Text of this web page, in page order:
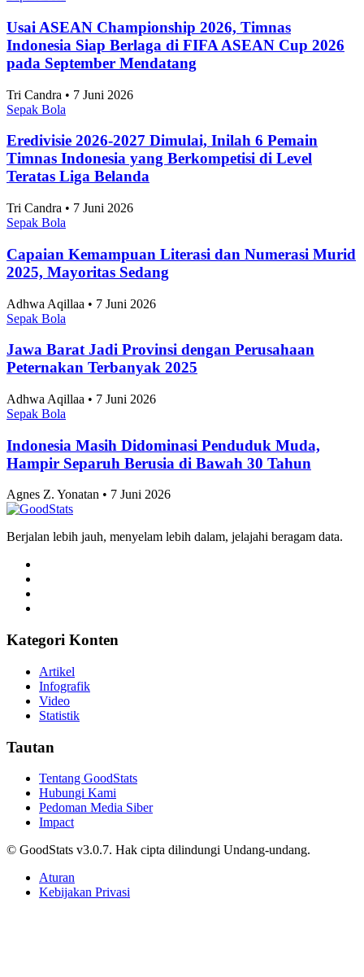
10 Kota Terbaik untuk Mahasiswa Versi QS
Ranking 2027
Adhwa Aqillaa • 7 Juni 2026
Sepak Bola
Skor 3-1 Hasil Pertandingan Persija vs Arema FC di
Piala Presiden 2026, Victory Bikin Macan
Kemayoran Raih Podium Ketiga
Tri Candra • 7 Juni 2026
Sepak Bola
Klasemen Akhir Grup A ASEAN Championship
2026, Vietnam dan Singapura Finis di Atas
Indonesia
Tri Candra • 7 Juni 2026
Sepak Bola
Skor 2-1 Hasil Pertandingan Persib vs Persija di
Piala Presiden 2026, Maung Perpanjang Dominasi
dan Melangkah Ke Final
Tri Candra • 7 Juni 2026
Artikel Terbaru
Usai ASEAN Championship 2026, Timnas
Indonesia Siap Berlaga di FIFA ASEAN Cup 2026
Tri Candra • 7 Juni 2026
Sepak Bola
Timnas Indonesia yang Berkompetisi di Level
Teratas Liga Belanda
Tri Candra • 7 Juni 2026
Sepak Bola
Capaian Kemampuan Literasi dan Numerasi Murid
2025, Mayoritas Sedang
Adhwa Aqillaa • 7 Juni 2026
Sepak Bola
Peternakan Terbanyak 2025
Adhwa Aqillaa • 7 Juni 2026
Sepak Bola